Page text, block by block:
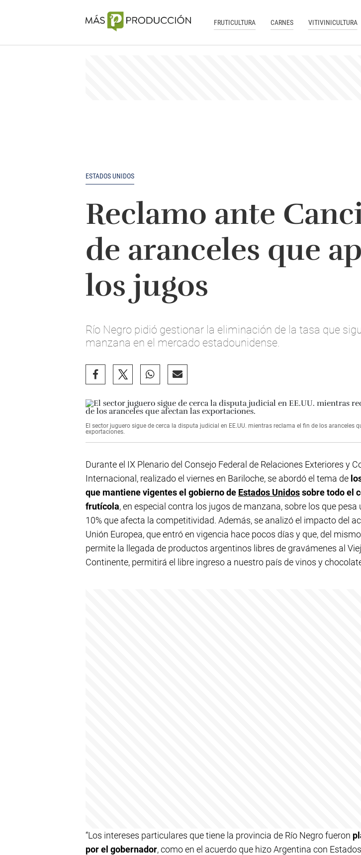
FRUTICULTURA CARNES VITIVINICULTURA
ESTADOS UNIDOS
Reclamo ante
de aranceles que
los jugos
Río Negro pidió gestionar la eliminación de la tasa que
manzana en el mercado estadounidense.
El sector juguero sigue de cerca la disputa judicial en EE.UU. mientras reclama el fin de los aranceles
exportaciones.
Durante el IX Plenario del Consejo Federal de Relaciones Exteriores y
Internacional, realizado el viernes en Bariloche, se abordó el tema de
que mantiene vigentes el gobierno de Estados Unidossobre todo el
frutícola, en especial contra los jugos de manzana, sobre los que pesa
10% que afecta la competitividad. Además, se analizó el impacto del
Unión Europea, que entró en vigencia hace pocos días y que, del
permite la llegada de productos argentinos libres de gravámenes al
Continente, permitirá el libre ingreso a nuestro país de vinos y
“Los intereses particulares que tiene la provincia de Río Negro fueron
por el gobernador, como en el acuerdo que hizo Argentina con